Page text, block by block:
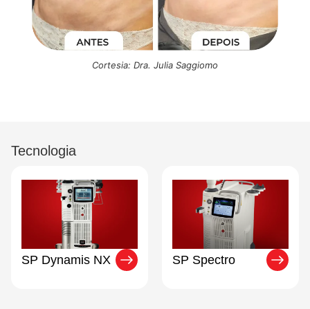
Cortesia: Dra. Julia Saggiomo
Tecnologia
SP Dynamis NX SP Spectro